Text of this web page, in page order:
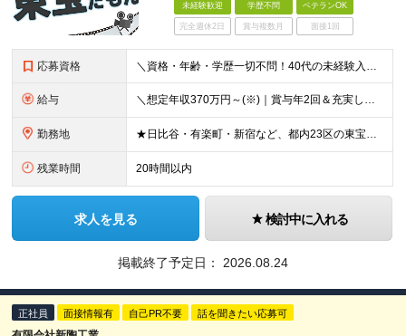
未経験歓迎 学歴不問 ベテランOK
完全週休2日 賞与複数月 面接1回
応募資格 ＼資格・年齢・学歴一切不問！40代の未経験入社実績多数！／ ◆未経験歓迎 ◆学歴・職歴・ブランクも一切不問です！ ━━━━━━━━━━━━━━━━━ ◎30代～50代を中心に幅広い年代が活躍中◎ 6
給与 ＼想定年収370万円～(※)｜賞与年2回＆充実した手当あり！／ ◆家族手当 ◆役付手当 ◆資格手当 ◆年末年始勤務手当 ◆宿直手当 ◆交通費支給（6ヶ月分の定期代を支給） ◆残業手当全額支給 ◆月給
勤務地 ★日比谷・有楽町・新宿など、都内23区の東宝グループが所有する施設・ビルへの配属です ★駅チカで通勤便利！ ※転居を伴う転勤はありません ▼ 配属先は、以下のいずれかです！ ▼ ＜日比谷・有楽町エリ
残業時間 20時間以内
求人を見る 検討中に入れる
掲載終了予定日： 2026.08.24
正社員 面接情報有 自己PR不要 話を聞きたい応募可